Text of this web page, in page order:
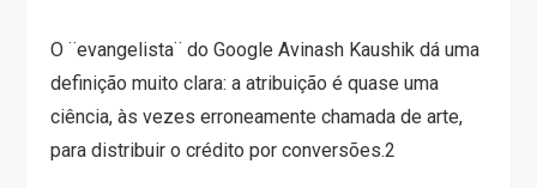
O ¨evangelista¨ do Google Avinash Kaushik dá uma
definição muito clara: a atribuição é quase uma
ciência, às vezes erroneamente chamada de arte,
para distribuir o crédito por conversões.2